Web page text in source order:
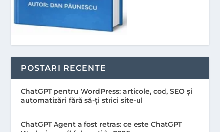
POSTARI RECENTE
ChatGPT pentru WordPress: articole, cod, SEO și
automatizări fără să-ți strici site-ul
ChatGPT Agent a fost retras: ce este ChatGPT